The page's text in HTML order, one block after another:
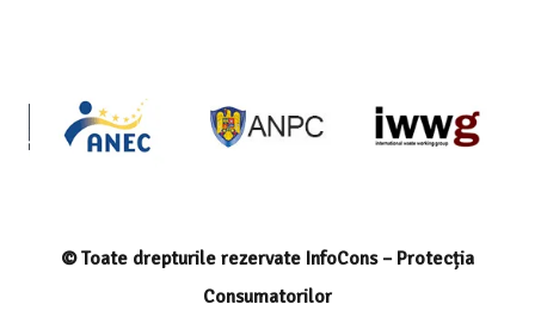
© Toate drepturile rezervate InfoCons – Protecția
Consumatorilor